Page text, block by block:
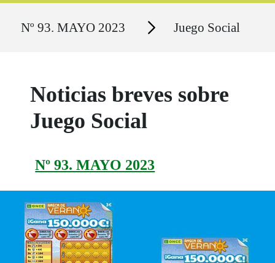
Nº 93. MAYO 2023 Secciones Juego Social
Noticias breves sobre
Juego Social
Nº 93. MAYO 2023